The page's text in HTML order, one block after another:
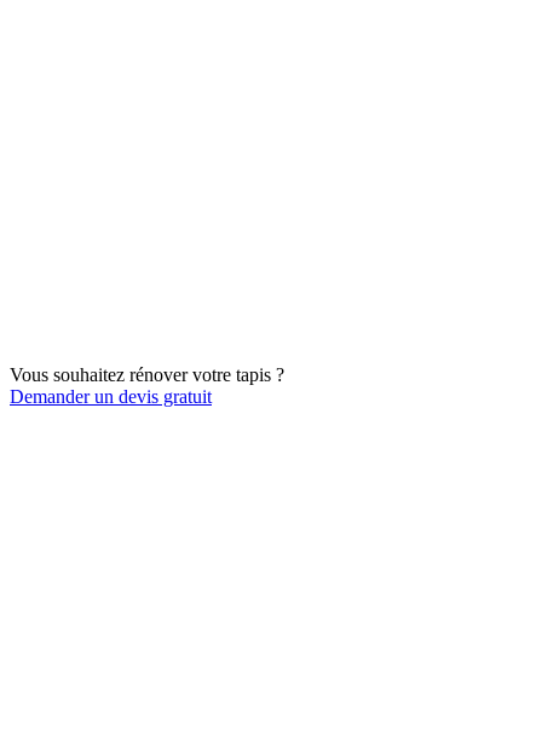
Vous souhaitez rénover votre tapis ?
Demander un devis gratuit